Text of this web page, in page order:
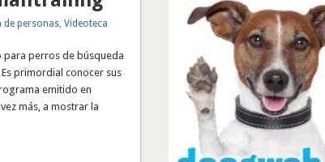
de personas,Videoteca
para perros de búsqueda
primordial conocer sus
emitido en
más, a mostrar la